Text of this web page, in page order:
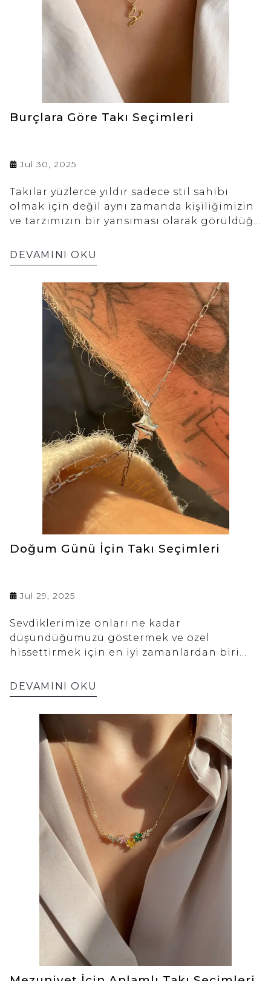
yelpazesinden yola çıkarak zarif ve anlamlı
hediye fikirleri sunmak istiyoruz. İster
hayatınızdaki en özel kadına ister en yakın
arkadaşınıza ya da ailenizin bir bireyine
hediye arıyor olun bu yazıda ilham
bulacağınıza eminiz.
Burçlara Göre Takı Seçimleri
Jul 30, 2025
Takılar yüzlerce yıldır sadece stil sahibi
olmak için değil aynı zamanda kişiliğimizin
ve tarzımızın bir yansıması olarak görüldüğü
ışığında inceleyerek derinlere ineceğiz.
Burçlara göre takı seçimi sadece estetik
haritanızın size sunduğu enerjileri de göz
önünde bulundurarak benzersiz bir stil
yaratma fırsatı sunar. Her burcun kendine
özgü bir karakteri, yönetici gezegeni ve
elementi vardır. Bu özellikler size en uygun
metallerden taşlara hatta takıların
tasarımına kadar yol gösterici bir roldedir.
Bu yazıda enerjik ve cesur koçun ruhundan
mistik ve romantik balık burcunun
duruşuna kadar her burcun takı
seçimindeki ayrıntıları keşfedeceksiniz.
Burcunuza uygun takıyla hem tarzınızı hem
ruhunuzu tamamlayın!
DEVAMINI OKU
Doğum Günü İçin Takı Seçimleri
Jul 29, 2025
Sevdiklerimize onları ne kadar
düşündüğümüzü göstermek ve özel
hissettirmek için en iyi zamanlardan biri
bu özel günü daha da anlamlı kılabilirsiniz.
Takılar hem kombini tamamlayan birer
bağları simgeleyen değerli hediyelerdir.
Zamansız, herkesin kullanıp sevebileceği bir
hediye olan takılar doğum günleri için
mükemmeldir. Bu hediyeyi eşinize,
annenize, babanıza, arkadaşınıza ya da
hayatınızdaki değerli insana alabilir bir
ömür boyu saklayacağı anlamlı bir hatıra
oluşturabilirsiniz.
DEVAMINI OKU